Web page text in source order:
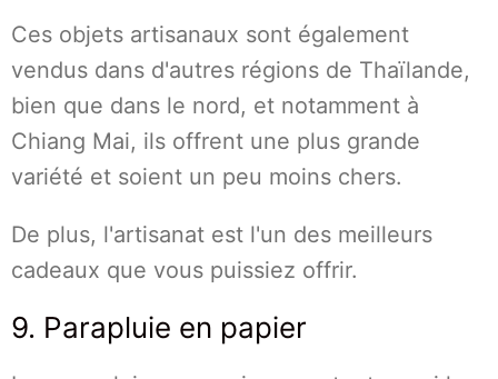
Ces objets artisanaux sont également
vendus dans d'autres régions de Thaïlande,
bien que dans le nord, et notamment à
Chiang Mai, ils offrent une plus grande
variété et soient un peu moins chers.
De plus, l'artisanat est l'un des meilleurs
cadeaux que vous puissiez offrir.
9. Parapluie en papier